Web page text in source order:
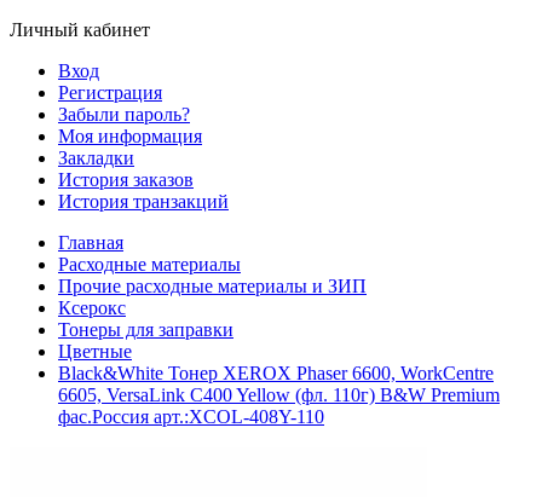
Личный кабинет
Вход
Регистрация
Забыли пароль?
Моя информация
Закладки
История заказов
История транзакций
Главная
Расходные материалы
Прочие расходные материалы и ЗИП
Ксерокс
Тонеры для заправки
Цветные
Black&White Тонер XEROX Phaser 6600, WorkCentre
6605, VersaLink C400 Yellow (фл. 110г) B&W Premium
фас.Россия арт.:XCOL-408Y-110